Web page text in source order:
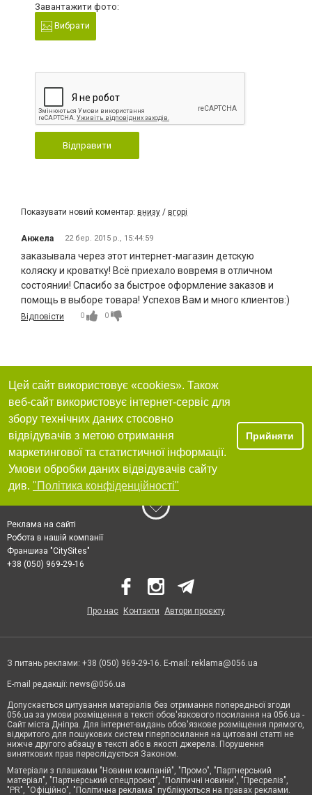
Завантажити фото:
Вибрати
Відправити
Показувати новий коментар: внизу / вгорі
Анжела 22 бер. 2015 р., 15:44:59
заказывала через этот интернет-магазин детскую
коляску и кроватку! Всё приехало вовремя в отличном
состоянии! Спасибо за быстрое оформление заказов и
помощь в выборе товара! Успехов Вам и много клиентов:)
Відповісти 0 0
Цей сайт використовує «cookies». Також
веб-сайт використовує інтернет-сервіс для
збору технічних даних стосовно
відвідувачів з метою отримання
маркетингової та статистичної інформації.
Умови обробки даних відвідувачів сайту
див. "Політика конфіденційності"
Прийняти
Реклама на сайті
Робота в нашій компанії
Франшиза "CitySites"
+38 (050) 969-29-16
Про нас Контакти Автори проєкту
З питань реклами: +38 (050) 969-29-16. E-mail: reklama@056.ua
E-mail редакції: news@056.ua
Допускається цитування матеріалів без отримання попередньої згоди
056.ua за умови розміщення в тексті обов'язкового посилання на 056.ua -
Сайт міста Дніпра. Для інтернет-видань обов'язкове розміщення прямого,
відкритого для пошукових систем гіперпосилання на цитовані статті не
нижче другого абзацу в тексті або в якості джерела. Порушення
виняткових прав переслідується Законом.
Матеріали з плашками "Новини компаній", "Промо", "Партнерський
матеріал", "Партнерський спецпроєкт", "Політичні новини", "Пресреліз",
"PR", "Офіційно", "Політична реклама" публікуються на правах реклами.